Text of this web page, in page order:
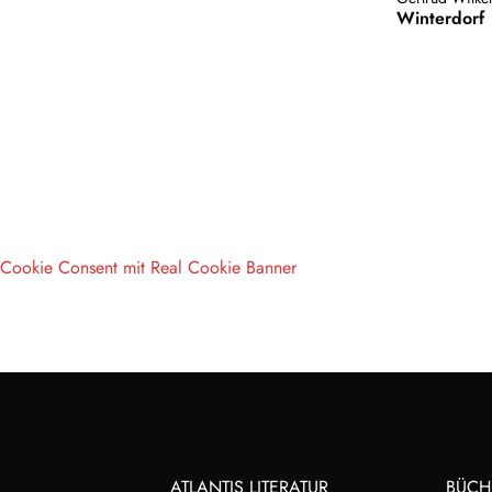
Winterdorf
ATLANTIS LITERATUR
Cookie Consent mit Real Cookie Banner